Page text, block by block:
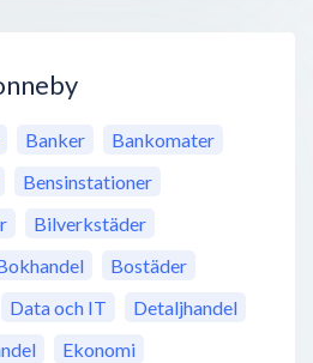
Banker
Bankomater
Bensinstationer
Bilverkstäder
Bostäder
Data och IT
Detaljhandel
Ekonomi